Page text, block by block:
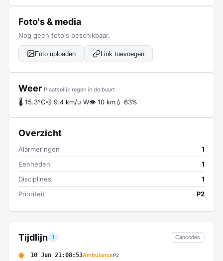
Tijdlijn 1 Capcodes
10 Jun 21:08:53AmbulanceP2
Foto's & media
Nog geen foto's beschikbaar.
Foto uploaden Link toevoegen
Weer Plaatselijk regen in de buurt
🌡 15.3°C💨 9.4 km/u W👁 10 km💧 63%
Overzicht
Alarmeringen
1
Eenheden
1
Disciplines
1
Prioriteit
P2